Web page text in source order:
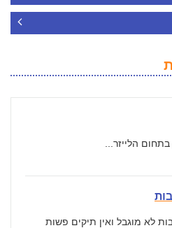
הלייזר...
לא מוגבל ואין תיקים פשות